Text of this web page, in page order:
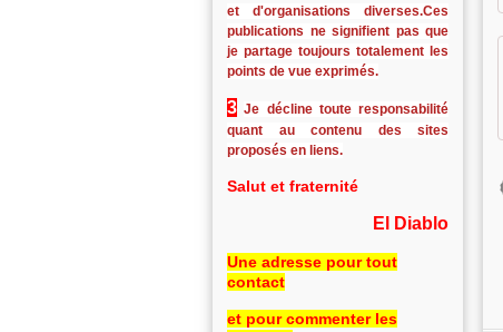
et d'organisations diverses.Ces
publications ne signifient pas que
je partage toujours totalement les
points de vue exprimés.
3 Je décline toute responsabilité
quant au contenu des sites
proposés en liens.
Salut et fraternité
El Diablo
Une adresse pour tout
contact
et pour commenter les